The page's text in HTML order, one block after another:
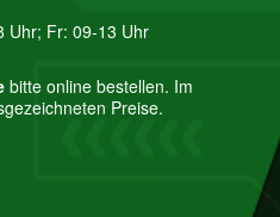
Uhr; Fr: 09-13 Uhr
bitte online bestellen. Im
Preise.